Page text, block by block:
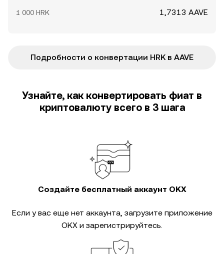
1 000 HRK 1,7313 AAVE
Подробности о конвертации HRK в AAVE
Узнайте, как конвертировать фиат в
криптовалюту всего в 3 шага
Создайте бесплатный аккаунт OKX
Если у вас еще нет аккаунта, загрузите приложение
OKX и зарегистрируйтесь.